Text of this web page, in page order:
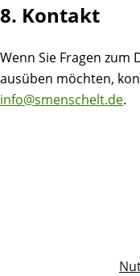
8. Kontakt
Wenn Sie Fragen zum
ausüben möchten,
info@smenschelt.de.